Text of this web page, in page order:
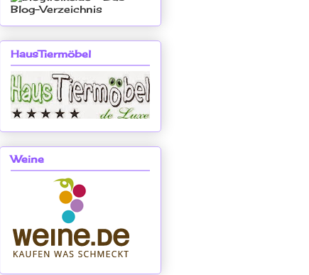
HausTiermöbel
Weine